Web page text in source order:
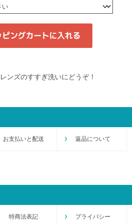
ンズのすすぎ洗いにどうぞ！
お支払いと配送 返品について
特商法表記 プライバシー